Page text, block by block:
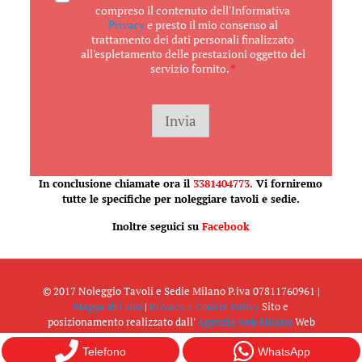
D
P
compreso il contenuto dell'Informativa
Privacye presto il mio consenso al
trattamento dei dati personali finalizzato
all'espletamento delle prestazioni oggetto del
servizio fornito.*
Invia
In conclusione chiamate ora il3381404773.Vi forniremo
tutte le specifiche per noleggiare tavoli e sedie.
Inoltre seguici su Facebook
© 2017 Noleggio Tavoli e Sedie Milano P.iva 07811760961 |
Mappa del sito | Privacy e Cookie PolicySito e
posizionamento realizzato dall'Agenzia web MilanoWeb
Revolution.
Telefono WhatsApp